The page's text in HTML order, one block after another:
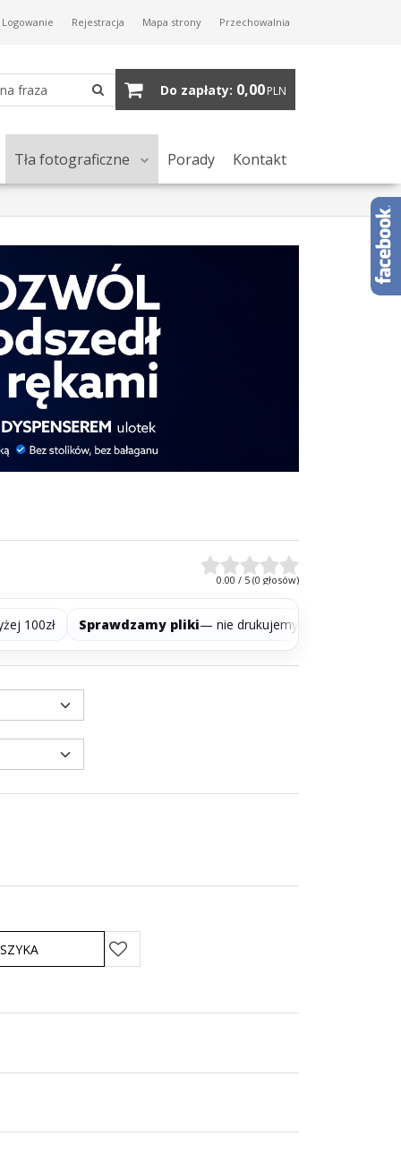
Logowanie Rejestracja Mapa strony Przechowalnia
Do zapłaty: 0,00PLN
Tła fotograficzne Porady Kontakt
0.00 / 5 (0 głosów)
Sprawdzamy pliki— nie drukujemy w ciemno